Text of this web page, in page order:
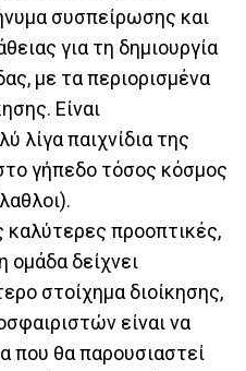
συσπείρωσης και
για τη δημιουργία
με τα περιορισμένα
Είναι
λίγα παιχνίδια της
γήπεδο τόσος κόσμος
καλύτερες προοπτικές,
ομάδα δείχνει
στοίχημα διοίκησης,
είναι να
που θα παρουσιαστεί